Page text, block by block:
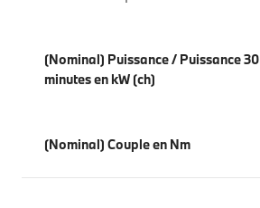
(Nominal) Puissance / Puissance 30
minutes en kW (ch)
(Nominal) Couple en Nm